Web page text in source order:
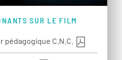
SUR LE FILM
C.N.C.